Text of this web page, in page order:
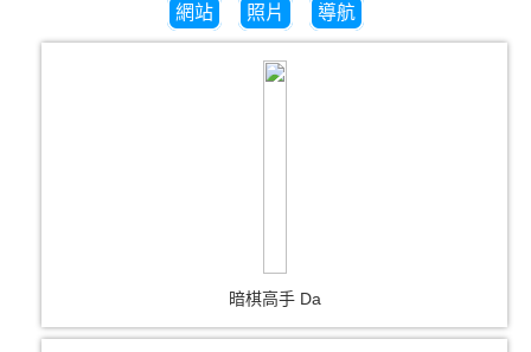
網站 照片 導航
暗棋高手 Da